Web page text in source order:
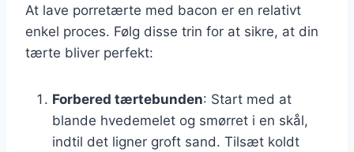
At lave porretærte med bacon er en relativt
enkel proces. Følg disse trin for at sikre, at din
tærte bliver perfekt:
Forbered tærtebunden: Start med at
blande hvedemelet og smørret i en skål,
indtil det ligner groft sand. Tilsæt koldt